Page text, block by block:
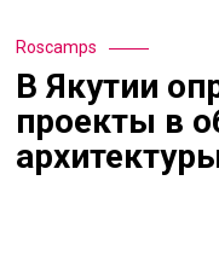
Roscamps
В Якутии
проекты в